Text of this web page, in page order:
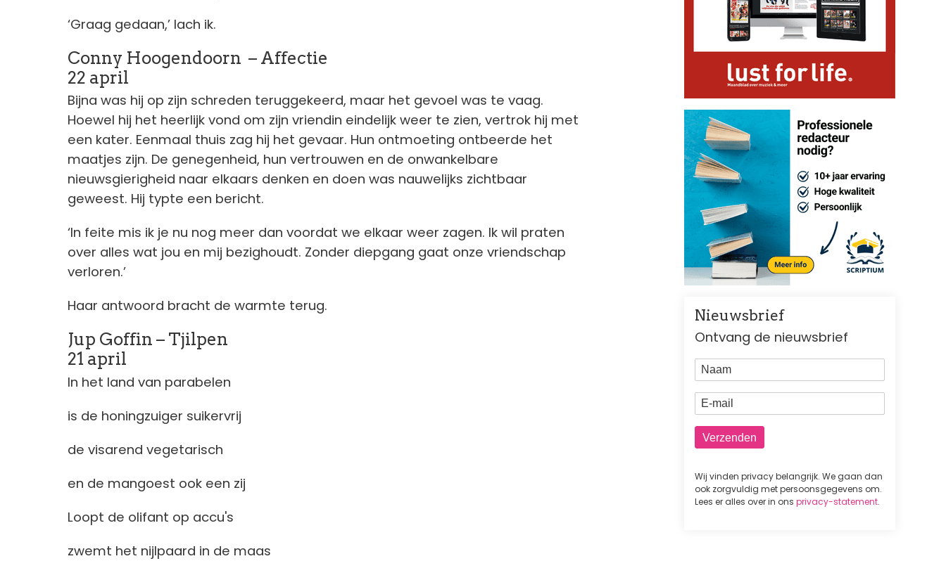
‘Graag gedaan,’ lach ik.
Conny Hoogendoorn – Affectie
22 april
Bijna was hij op zijn schreden teruggekeerd, maar het gevoel was te vaag.
Hoewel hij het heerlijk vond om zijn vriendin eindelijk weer te zien, vertrok hij met
een kater. Eenmaal thuis zag hij het gevaar. Hun ontmoeting ontbeerde het
maatjes zijn. De genegenheid, hun vertrouwen en de onwankelbare
nieuwsgierigheid naar elkaars denken en doen was nauwelijks zichtbaar
geweest. Hij typte een bericht.
‘In feite mis ik je nu nog meer dan voordat we elkaar weer zagen. Ik wil praten
over alles wat jou en mij bezighoudt. Zonder diepgang gaat onze vriendschap
verloren.’
Haar antwoord bracht de warmte terug.
Jup Goffin – Tjilpen
21 april
In het land van parabelen
is de honingzuiger suikervrij
de visarend vegetarisch
en de mangoest ook een zij
Loopt de olifant op accu's
zwemt het nijlpaard in de maas
Nieuwsbrief
Ontvang de nieuwsbrief
Naam
E-mail
Wij vinden privacy belangrijk. We gaan dan
ook zorgvuldig met persoonsgegevens om.
Lees er alles over in ons privacy-statement.